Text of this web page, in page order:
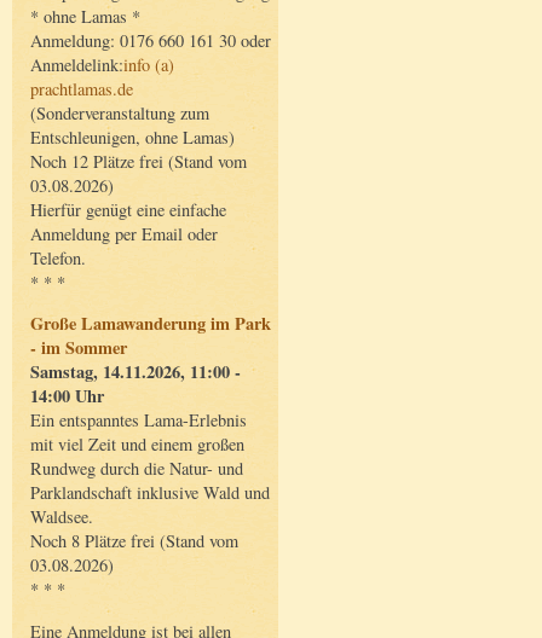
* ohne Lamas *
Anmeldung: 0176 660 161 30 oder
Anmeldelink:info (a)
prachtlamas.de
(Sonderveranstaltung zum
Entschleunigen, ohne Lamas)
Noch 12 Plätze frei (Stand vom
03.08.2026)
Hierfür genügt eine einfache
Anmeldung per Email oder
Telefon.
* * *
Große Lamawanderung im Park
- im Sommer
Samstag, 14.11.2026, 11:00 -
14:00 Uhr
Ein entspanntes Lama-Erlebnis
mit viel Zeit und einem großen
Rundweg durch die Natur- und
Parklandschaft inklusive Wald und
Waldsee.
Noch 8 Plätze frei (Stand vom
03.08.2026)
* * *
Eine Anmeldung ist bei allen